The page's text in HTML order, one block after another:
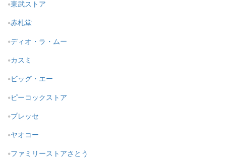
東武ストア
赤札堂
ディオ・ラ・ムー
カスミ
ビッグ・エー
ピーコックストア
プレッセ
ヤオコー
ファミリーストアさとう